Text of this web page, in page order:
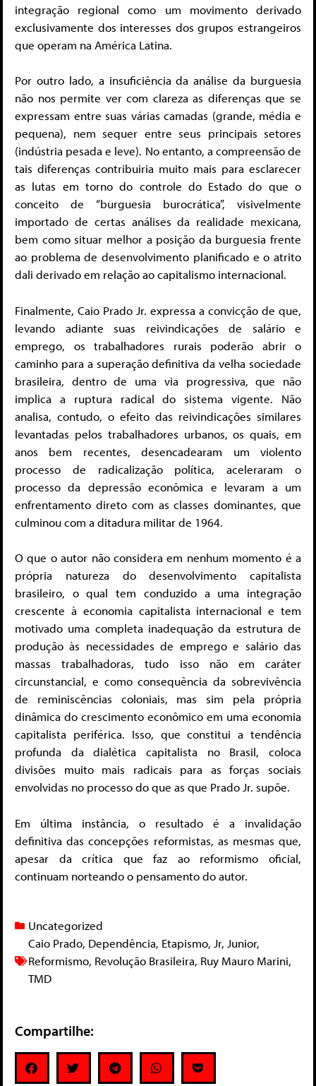
integração regional como um movimento derivado
exclusivamente dos interesses dos grupos estrangeiros
que operam na América Latina.
Por outro lado, a insuficiência da análise da burguesia
não nos permite ver com clareza as diferenças que se
expressam entre suas várias camadas (grande, média e
pequena), nem sequer entre seus principais setores
(indústria pesada e leve). No entanto, a compreensão de
tais diferenças contribuiria muito mais para esclarecer
as lutas em torno do controle do Estado do que o
conceito de “burguesia burocrática”, visivelmente
importado de certas análises da realidade mexicana,
bem como situar melhor a posição da burguesia frente
ao problema de desenvolvimento planificado e o atrito
dali derivado em relação ao capitalismo internacional.
Finalmente, Caio Prado Jr. expressa a convicção de que,
levando adiante suas reivindicações de salário e
emprego, os trabalhadores rurais poderão abrir o
caminho para a superação definitiva da velha sociedade
brasileira, dentro de uma via progressiva, que não
implica a ruptura radical do sistema vigente. Não
analisa, contudo, o efeito das reivindicações similares
levantadas pelos trabalhadores urbanos, os quais, em
anos bem recentes, desencadearam um violento
processo de radicalização política, aceleraram o
processo da depressão econômica e levaram a um
enfrentamento direto com as classes dominantes, que
culminou com a ditadura militar de 1964.
O que o autor não considera em nenhum momento é a
própria natureza do desenvolvimento capitalista
brasileiro, o qual tem conduzido a uma integração
crescente à economia capitalista internacional e tem
motivado uma completa inadequação da estrutura de
produção às necessidades de emprego e salário das
massas trabalhadoras, tudo isso não em caráter
circunstancial, e como consequência da sobrevivência
de reminiscências coloniais, mas sim pela própria
dinâmica do crescimento econômico em uma economia
capitalista periférica. Isso, que constitui a tendência
profunda da dialética capitalista no Brasil, coloca
divisões muito mais radicais para as forças sociais
envolvidas no processo do que as que Prado Jr. supõe.
Em última instância, o resultado é a invalidação
definitiva das concepções reformistas, as mesmas que,
apesar da crítica que faz ao reformismo oficial,
continuam norteando o pensamento do autor.
Uncategorized
Caio Prado, Dependência, Etapismo, Jr, Junior,
Reformismo, Revolução Brasileira, Ruy Mauro Marini,
TMD
Compartilhe: